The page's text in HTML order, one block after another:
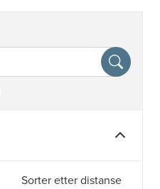
Sorter etter distanse